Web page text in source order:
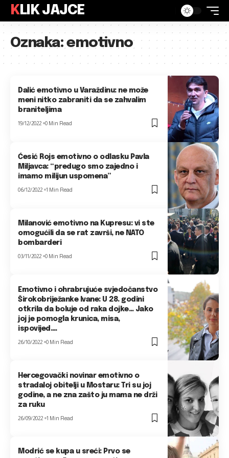
KLIK JAJCE
Oznaka:emotivno
Dalić emotivno u Varaždinu: ne može
meni nitko zabraniti da se zahvalim
braniteljima
19/12/2022 0 Min Read
Ćesić Rojs emotivno o odlasku Pavla
Miljavca: “predugo smo zajedno i
imamo milijun uspomena”
06/12/2022 1 Min Read
Milanović emotivno na Kupresu: vi ste
omogućili da se rat završi, ne NATO
bombarderi
03/11/2022 0 Min Read
Emotivno i ohrabrujuće svjedočanstvo
Širokobriježanke Ivane: U 28. godini
otkrila da boluje od raka dojke… Jako
joj je pomogla krunica, misa,
ispovijed….
26/10/2022 0 Min Read
Hercegovački novinar emotivno o
stradaloj obitelji u Mostaru: Tri su joj
godine, a ne zna zašto ju mama ne drži
za ruku
26/09/2022 1 Min Read
Modrić se kupa u sreći: Prvo se